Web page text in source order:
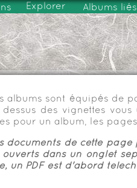
Explorer Albums liés
albums sont équipés de
dessus des vignettes
pour un album, les
documents de cette
ouverts dans un onglet
un PDF est d'abord